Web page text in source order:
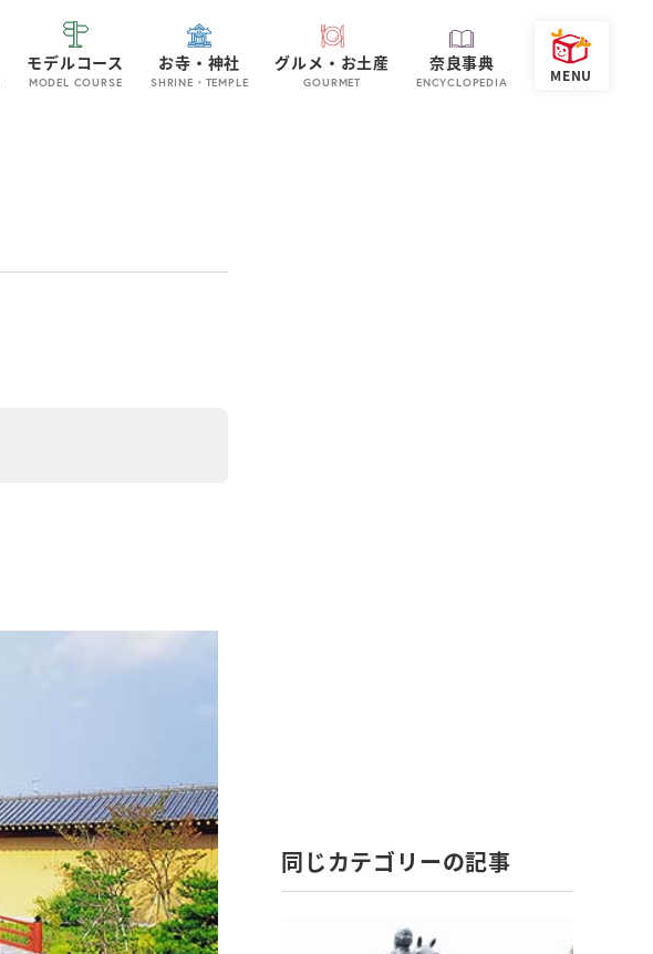
モデルコース
MODEL COURSE
お寺・神社
SHRINE・TEMPLE
グルメ・お土産
GOURMET
奈良事典
ENCYCLOPEDIA
同じカテゴリーの記事